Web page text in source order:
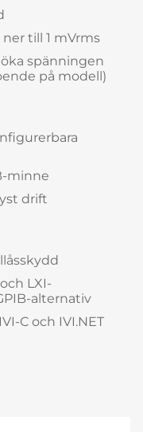
till 1 mVrms
spänningen
på modell)
minne
drift
LXI-
alternativ
C och IVI.NET